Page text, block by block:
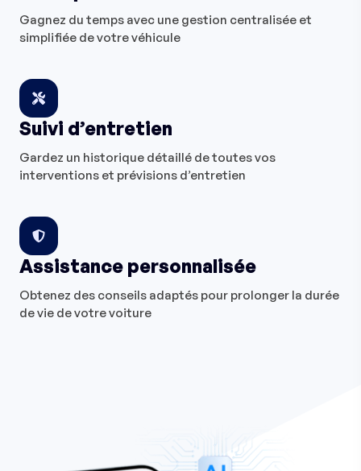
Gagnez du temps avec une gestion centralisée et
simplifiée de votre véhicule
Suivi d’entretien
Gardez un historique détaillé de toutes vos
interventions et prévisions d’entretien
Assistance personnalisée
Obtenez des conseils adaptés pour prolonger la durée
de vie de votre voiture